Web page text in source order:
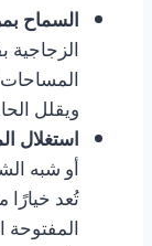
السماح
الزجاجية
المساحات
ويقلل
استغلال
أو شبه
تُعد